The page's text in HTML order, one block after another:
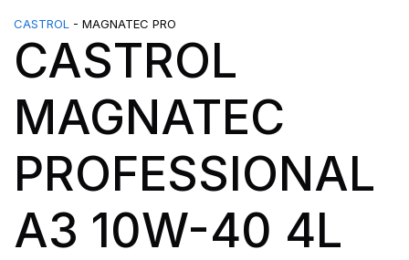
CASTROL - MAGNATEC PRO
CASTROL
MAGNATEC
PROFESSIONAL
A3 10W-40 4L